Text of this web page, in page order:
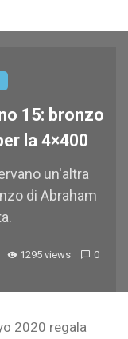
15: bronzo
la 4×400
un'altra
di Abraham
1295 views 0
2020 regala